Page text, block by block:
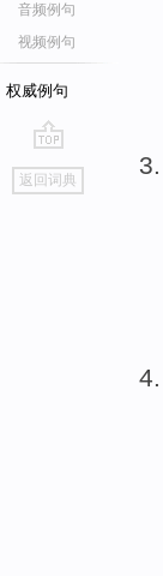
音频例句
视频例句
权威例句
go
top
返回词典